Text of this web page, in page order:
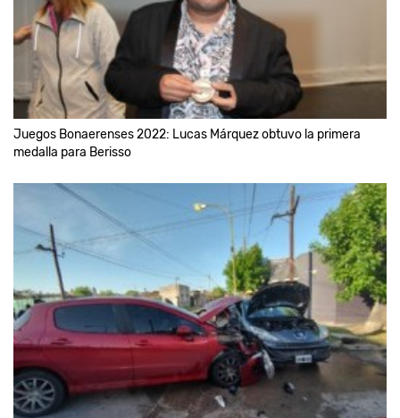
Juegos Bonaerenses 2022: Lucas Márquez obtuvo la primera
medalla para Berisso